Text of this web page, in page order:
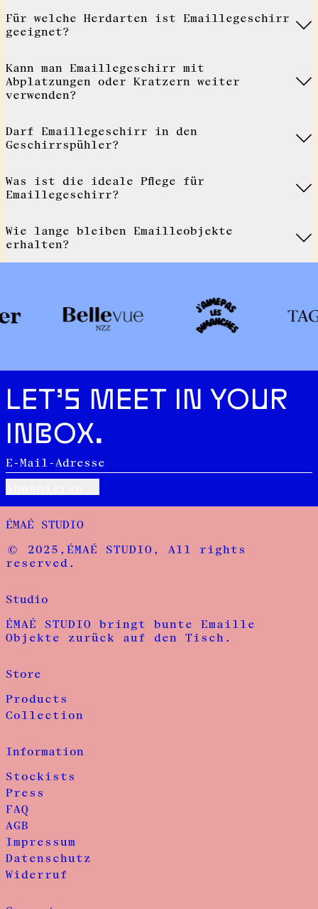
Für welche Herdarten ist Emaillegeschirr
geeignet?
Kann man Emaillegeschirr mit
Abplatzungen oder Kratzern weiter
verwenden?
Darf Emaillegeschirr in den
Geschirrspühler?
Was ist die ideale Pflege für
Emaillegeschirr?
Wie lange bleiben Emailleobjekte
erhalten?
LET’S MEET IN YOUR
INBOX.
E-Mail-Adresse
ÉMAÉ STUDIO
© 2025,ÉMAÉ STUDIO, All rights
reserved.
Studio
ÉMAÉ STUDIO bringt bunte Emaille
Objekte zurück auf den Tisch.
Store
Products
Collection
Information
Stockists
Press
FAQ
AGB
Impressum
Datenschutz
Widerruf